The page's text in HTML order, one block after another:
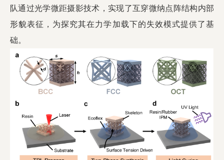
队通过光学微距摄影技术，实现了互穿微纳点阵结构内部
形貌表征，为探究其在力学加载下的失效模式提供了基
础。